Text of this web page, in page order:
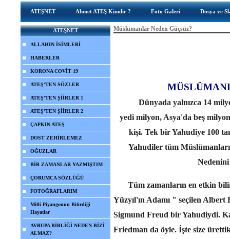
ATEŞNET Ahmet ATEŞ Kimdir ? Foto Galeri Dosya ve
ATEŞNET
ALLAHIN İSİMLERİ
HABERLER
KORONA COVİT 19
ATEŞ'TEN SÖZLER
ATEŞ'TEN ŞİİRLER 1
ATEŞ'TEN ŞİİRLER 2
ÇAPKIN ATEŞ
DOST ZEHİRLEMEZ
OĞUZLAR
BİR ZAMANLAR YAZMIŞTIM
ÇORUMCA SÖZLÜĞÜ
FOTOĞRAFLARIM
Milli Piyangonun Bitirdiği
Hayatlar
AVRUPA BİRLİĞİ NEDEN BİZİ
ALMAZ?
Müslümanlar Neden Güçsüz?
Dünyada yalnızca 14
yedi milyon, Asya'da beş
kişi. Tek bir Yahudiye 100
Yahudiler tüm
Tüm zamanların en etkin
Yüzyıl'ın Adamı " seçilen
Sigmund Freud bir Yahudiydi.
Friedman da öyle. İşte size